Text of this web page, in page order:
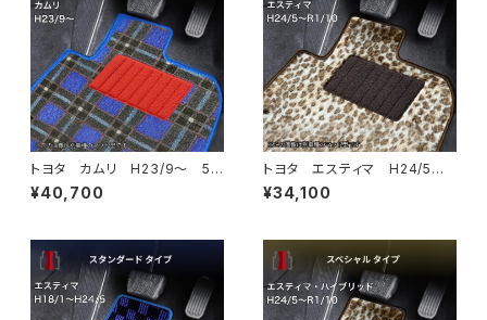
トヨタ カムリ H23/9〜 5
0/70系 フロアマット一式 カ
ーマット 神戸タータン 特別
¥40,700
トヨタ エスティマ H24/5〜R
1/10（後期） 50系 フロアマッ
ト一式 カーマット スペシャル
¥34,100